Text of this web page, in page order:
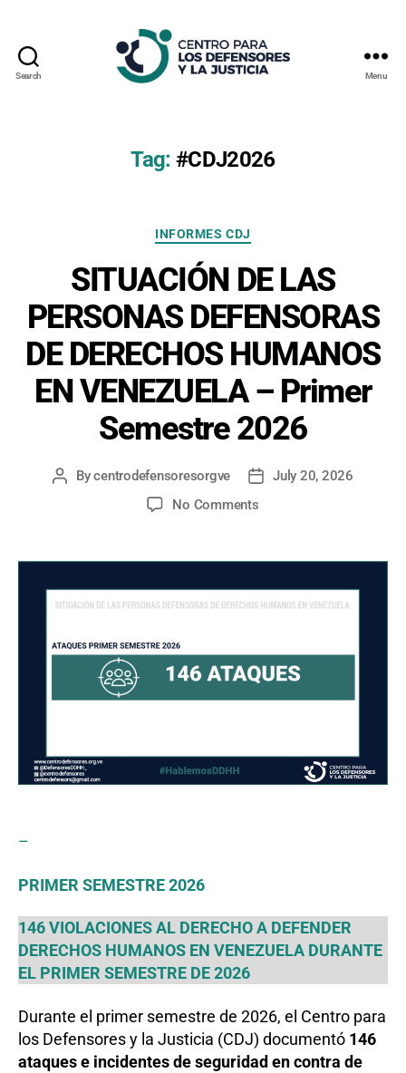
Search
Defensores
y
Menu
Tag: #CDJ2026
Categories
INFORMES CDJ
SITUACIÓN DE LAS
PERSONAS DEFENSORAS
DE DERECHOS HUMANOS
EN VENEZUELA – Primer
Semestre 2026
PostBycentrodefensoresorgve
PostJuly 20, 2026
No Commentson
LAS
DEFENSORAS
HUMANOS
EN
VENEZUELA
Semestre
2026
–
PRIMER SEMESTRE 2026
146 VIOLACIONES AL DERECHO A DEFENDER
DERECHOS HUMANOS EN VENEZUELA DURANTE
EL PRIMER SEMESTRE DE 2026
Durante el primer semestre de 2026, el Centro para
los Defensores y la Justicia (CDJ) documentó 146
ataques e incidentes de seguridad en contra de